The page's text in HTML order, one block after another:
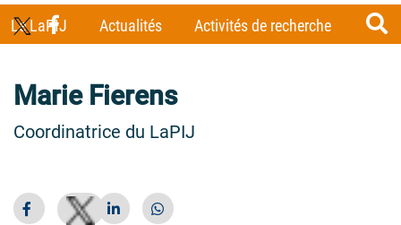
Le LaPIJ
Actualités Activités de recherche
Publications
Marie Fierens
Coordinatrice du LaPIJ